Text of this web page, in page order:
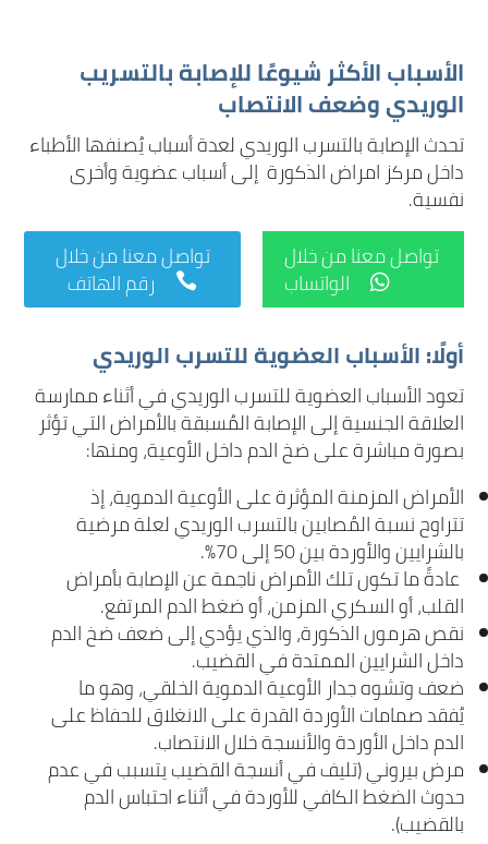
الأسباب الأكثر شيوعًا للإصابة بالتسريب
الوريدي وضعف الانتصاب
تحدث الإصابة بالتسرب الوريدي لعدة أسباب يُصنفها الأطباء
داخل مركز امراض الذكورة إلى أسباب عضوية وأخرى
نفسية.
تواصل معنا من خلال
رقم الهاتف 
تواصل معنا من خلال
الواتساب 
أولًا: الأسباب العضوية للتسرب الوريدي
تعود الأسباب العضوية للتسرب الوريدي في أثناء ممارسة
العلاقة الجنسية إلى الإصابة المُسبقة بالأمراض التي تؤثر
بصورة مباشرة على ضخ الدم داخل الأوعية، ومنها:
الأمراض المزمنة المؤثرة على الأوعية الدموية، إذ
تتراوح نسبة المُصابين بالتسرب الوريدي لعلة مرضية
بالشرايين والأوردة بين 50 إلى 70%.
عادةً ما تكون تلك الأمراض ناجمة عن الإصابة بأمراض
القلب، أو السكري المزمن، أو ضغط الدم المرتفع.
نقص هرمون الذكورة، والذي يؤدي إلى ضعف ضخ الدم
داخل الشرايين الممتدة في القضيب.
ضعف وتشوه جدار الأوعية الدموية الخلقي، وهو ما
يُفقد صمامات الأوردة القدرة على الانغلاق للحفاظ على
الدم داخل الأوردة والأنسجة خلال الانتصاب.
مرض بيروني (تليف في أنسجة القضيب يتسبب في عدم
حدوث الضغط الكافي للأوردة في أثناء احتباس الدم
بالقضيب).